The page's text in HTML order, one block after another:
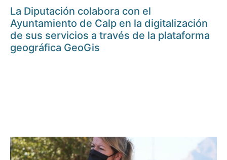
La Diputación colabora con el
Ayuntamiento de Calp en la digitalización
de sus servicios a través de la plataforma
geográfica GeoGis